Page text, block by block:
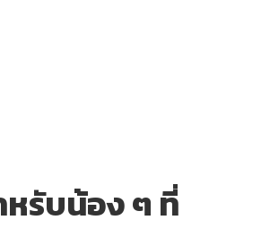
หรับน้อง ๆ ที่